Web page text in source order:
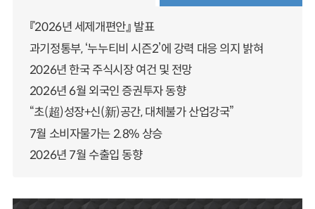
『2026년 세제개편안』 발표
과기정통부, ‘누누티비 시즌2’에 강력 대응 의지 밝혀
2026년 한국 주식시장 여건 및 전망
2026년 6월 외국인 증권투자 동향
“초(超)성장+신(新)공간, 대체불가 산업강국”
7월 소비자물가는 2.8% 상승
2026년 7월 수출입 동향